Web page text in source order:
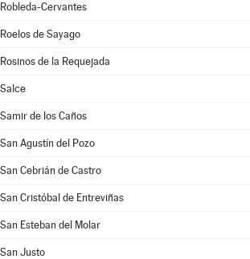
Robleda-Cervantes
Roelos de Sayago
Rosinos de la Requejada
Salce
Samir de los Caños
San Agustín del Pozo
San Cebrián de Castro
San Cristóbal de Entreviñas
San Esteban del Molar
San Justo